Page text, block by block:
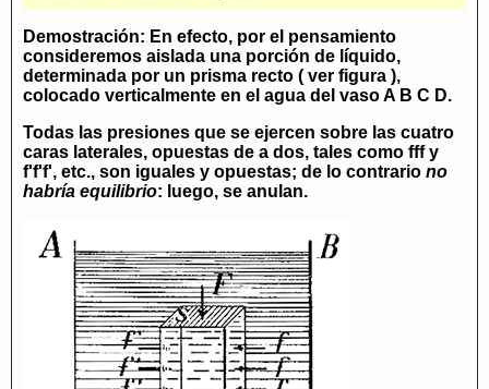
Demostración: En efecto, por el pensamiento
consideremos aislada una porción de líquido,
determinada por un prisma recto ( ver figura ),
colocado verticalmente en el agua del vaso A B C D.
Todas las presiones que se ejercen sobre las cuatro
caras laterales, opuestas de a dos, tales como fff y
f'f'f', etc., son iguales y opuestas; de lo contrario no
habría equilibrio: luego, se anulan.